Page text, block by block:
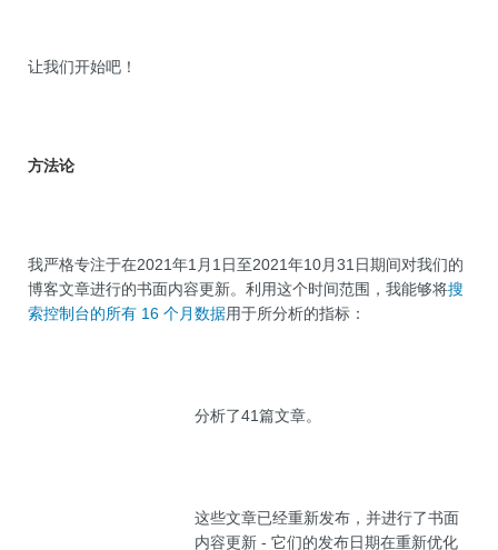
让我们开始吧！
方法论
我严格专注于在2021年1月1日至2021年10月31日期间对我们的
博客文章进行的书面内容更新。利用这个时间范围，我能够将搜
索控制台的所有 16 个月数据用于所分析的指标：
分析了41篇文章。
这些文章已经重新发布，并进行了书面
内容更新 - 它们的发布日期在重新优化